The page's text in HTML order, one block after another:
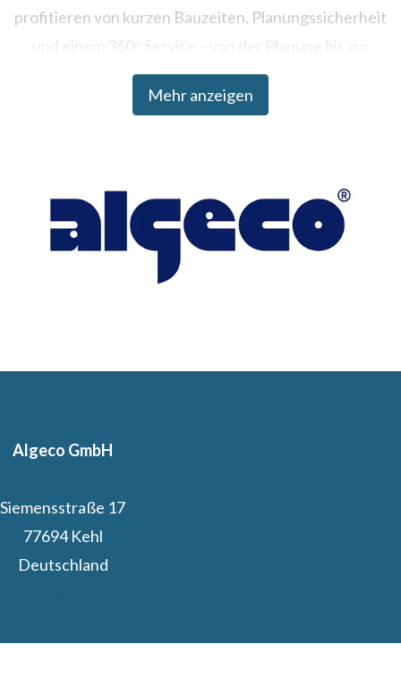
Mehr anzeigen
profitieren von kurzen Bauzeiten, Planungssicherheit
und einem 360° Service – von der Planung bis zur
Umsetzung.
Algeco ist Teil der Modulaire Group, die in über 20
Weitere Informationen: www.algeco.de
Algeco GmbH
Siemensstraße 17
77694 Kehl
Deutschland